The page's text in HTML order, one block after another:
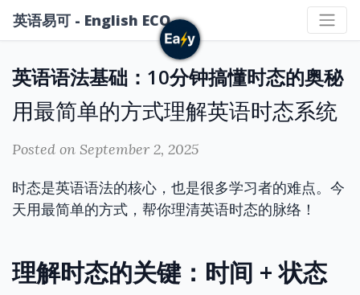
英语易可 - English ECO
英语语法基础：10分钟搞懂时态的奥秘
用最简单的方式理解英语时态系统
Posted on September 2, 2025
时态是英语语法的核心，也是很多学习者的难点。今
天用最简单的方式，帮你理清英语时态的脉络！
理解时态的关键：时间 + 状态